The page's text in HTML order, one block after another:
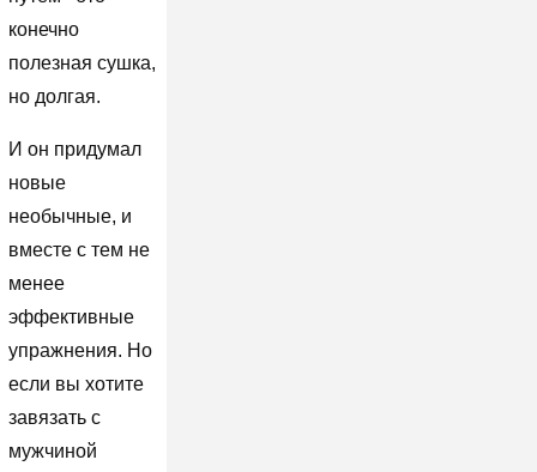
конечно
полезная сушка,
но долгая.
И он придумал
новые
необычные, и
вместе с тем не
менее
эффективные
упражнения. Но
если вы хотите
завязать с
мужчиной